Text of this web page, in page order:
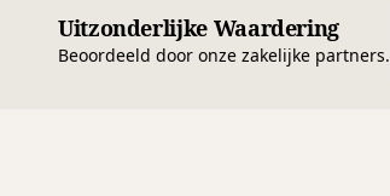
Uitzonderlijke Waardering
Beoordeeld door onze zakelijke partners.